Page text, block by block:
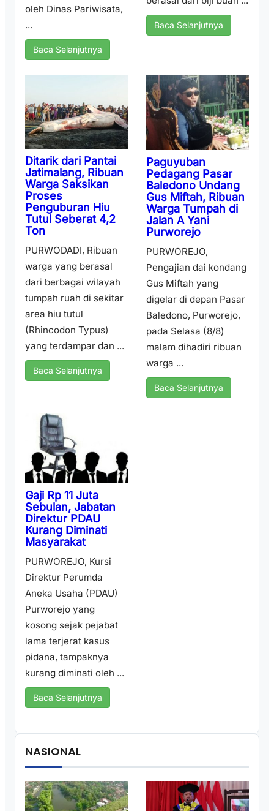
oleh Dinas Pariwisata,
...
Baca Selanjutnya
Baca Selanjutnya
Ditarik dari Pantai
Jatimalang, Ribuan
Warga Saksikan
Proses
Penguburan Hiu
Tutul Seberat 4,2
Ton
PURWODADI, Ribuan
warga yang berasal
dari berbagai wilayah
tumpah ruah di sekitar
area hiu tutul
(Rhincodon Typus)
yang terdampar dan ...
Baca Selanjutnya
Paguyuban
Pedagang Pasar
Baledono Undang
Gus Miftah, Ribuan
Warga Tumpah di
Jalan A Yani
Purworejo
PURWOREJO,
Pengajian dai kondang
Gus Miftah yang
digelar di depan Pasar
Baledono, Purworejo,
pada Selasa (8/8)
malam dihadiri ribuan
warga ...
Baca Selanjutnya
Gaji Rp 11 Juta
Sebulan, Jabatan
Direktur PDAU
Kurang Diminati
Masyarakat
PURWOREJO, Kursi
Direktur Perumda
Aneka Usaha (PDAU)
Purworejo yang
kosong sejak pejabat
lama terjerat kasus
pidana, tampaknya
kurang diminati oleh ...
Baca Selanjutnya
NASIONAL